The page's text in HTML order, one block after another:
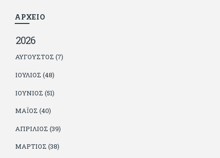
ΑΡΧΕΙΟ
2026
ΑΎΓΟΥΣΤΟΣ (7)
ΙΟΎΛΙΟΣ (48)
ΙΟΎΝΙΟΣ (51)
ΜΆΙΟΣ (40)
ΑΠΡΊΛΙΟΣ (39)
ΜΆΡΤΙΟΣ (38)